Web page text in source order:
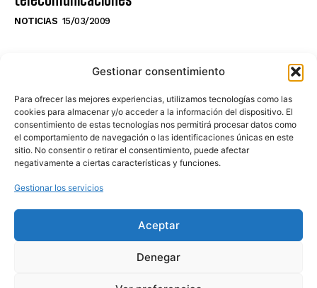
Gestionar consentimiento
Para ofrecer las mejores experiencias, utilizamos tecnologías como las
cookies para almacenar y/o acceder a la información del dispositivo. El
consentimiento de estas tecnologías nos permitirá procesar datos como
el comportamiento de navegación o las identificaciones únicas en este
sitio. No consentir o retirar el consentimiento, puede afectar
negativamente a ciertas características y funciones.
Gestionar los servicios
Aceptar
Denegar
NOTICIAS 15/03/2009
NO TE PIERDAS LO ÚLTIMO DEL CANAL
Haz clic en «Estoy de acuerdo» para
activar Youtube
POLÍTICA DE COOKIES